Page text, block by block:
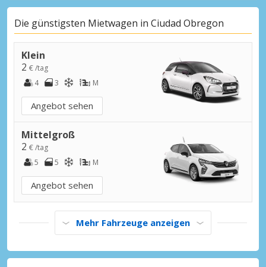
Die günstigsten Mietwagen in Ciudad Obregon
Klein
2 € /tag
4
3 M
Angebot sehen
Mittelgroß
2 € /tag
5
5 M
Angebot sehen
Mehr Fahrzeuge anzeigen